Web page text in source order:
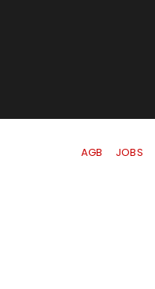
AGB JOBS